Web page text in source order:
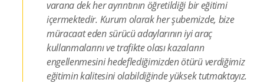
varana dek her ayrıntının öğretildiği bir eğitimi
içermektedir. Kurum olarak her şubemizde, bize
müracaat eden sürücü adaylarının iyi araç
kullanmalarını ve trafikte olası kazaların
engellenmesini hedeflediğimizden ötürü verdiğimiz
eğitimin kalitesini olabildiğinde yüksek tutmaktayız.